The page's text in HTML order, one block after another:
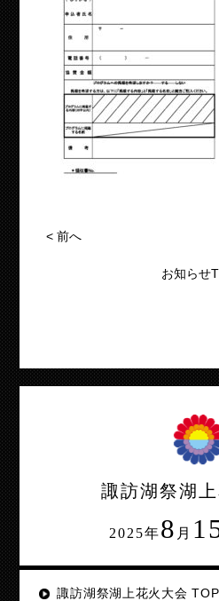
<前へ
お知らせ
諏訪湖祭湖
2025年8 月
諏訪湖祭湖上花火大会 TOP